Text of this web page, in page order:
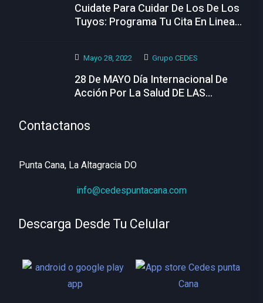
Cuidate Para Cuidar De Los De Los
Tuyos: Programa Tu Cita En Linea
Mayo 28, 2022 Grupo CEDES
28 De MAYO Día Internacional De
Acción Por La Salud DE LAS
Contactanos
Punta Cana, La Altagracia DO
info@cedespuntacana.com
Descarga Desde Tu Celular